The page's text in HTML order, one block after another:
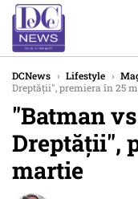
DCNews › Lifestyle ›
Dreptăţii", premiera în 25
"Batman
Dreptăţii",
martie